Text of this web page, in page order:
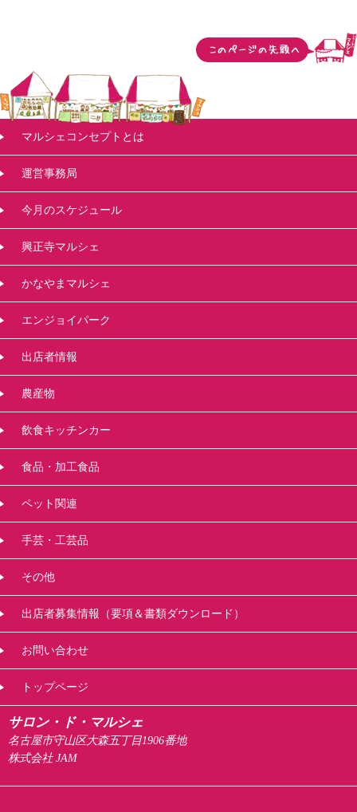
マルシェコンセプトとは
運営事務局
今月のスケジュール
興正寺マルシェ
かなやまマルシェ
エンジョイパーク
出店者情報
農産物
飲食キッチンカー
食品・加工食品
ペット関連
手芸・工芸品
その他
出店者募集情報（要項＆書類ダウンロード）
お問い合わせ
トップページ
サロン・ド・マルシェ
名古屋市守山区大森五丁目1906番地
株式会社 JAM